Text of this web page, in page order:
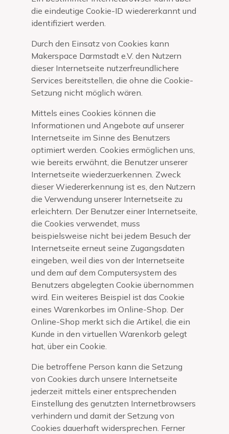
die eindeutige Cookie-ID wiedererkannt und
identifiziert werden.
Durch den Einsatz von Cookies kann
Makerspace Darmstadt e.V. den Nutzern
dieser Internetseite nutzerfreundlichere
Services bereitstellen, die ohne die Cookie-
Setzung nicht möglich wären.
Mittels eines Cookies können die
Informationen und Angebote auf unserer
Internetseite im Sinne des Benutzers
optimiert werden. Cookies ermöglichen uns,
wie bereits erwähnt, die Benutzer unserer
Internetseite wiederzuerkennen. Zweck
dieser Wiedererkennung ist es, den Nutzern
die Verwendung unserer Internetseite zu
erleichtern. Der Benutzer einer Internetseite,
die Cookies verwendet, muss
beispielsweise nicht bei jedem Besuch der
Internetseite erneut seine Zugangsdaten
eingeben, weil dies von der Internetseite
und dem auf dem Computersystem des
Benutzers abgelegten Cookie übernommen
wird. Ein weiteres Beispiel ist das Cookie
eines Warenkorbes im Online-Shop. Der
Online-Shop merkt sich die Artikel, die ein
Kunde in den virtuellen Warenkorb gelegt
hat, über ein Cookie.
Die betroffene Person kann die Setzung
von Cookies durch unsere Internetseite
jederzeit mittels einer entsprechenden
Einstellung des genutzten Internetbrowsers
verhindern und damit der Setzung von
Cookies dauerhaft widersprechen. Ferner